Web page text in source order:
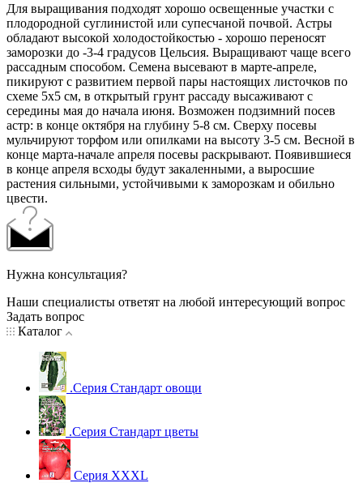
Для выращивания подходят хорошо освещенные участки с
плодородной суглинистой или супесчаной почвой. Астры
обладают высокой холодостойкостью - хорошо переносят
заморозки до -3-4 градусов Цельсия. Выращивают чаще всего
рассадным способом. Семена высевают в марте-апреле,
пикируют с развитием первой пары настоящих листочков по
схеме 5х5 см, в открытый грунт рассаду высаживают с
середины мая до начала июня. Возможен подзимний посев
астр: в конце октября на глубину 5-8 см. Сверху посевы
мульчируют торфом или опилками на высоту 3-5 см. Весной в
конце марта-начале апреля посевы раскрывают. Появившиеся
в конце апреля всходы будут закаленными, а выросшие
растения сильными, устойчивыми к заморозкам и обильно
цвести.
Нужна консультация?
Наши специалисты ответят на любой интересующий вопрос
Задать вопрос
Каталог
.Серия Стандарт овощи
.Серия Стандарт цветы
Серия XXXL